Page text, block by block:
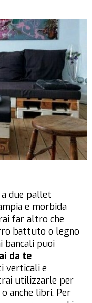
due pallet
e morbida
far altro che
battuto o legno
bancali puoi
da te
verticali e
utilizzarle per
anche libri. Per